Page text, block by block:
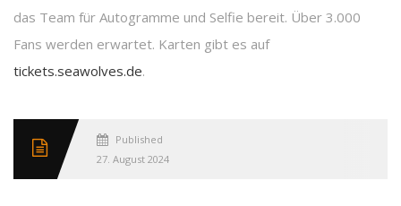
das Team für Autogramme und Selfie bereit. Über 3.000
Fans werden erwartet. Karten gibt es auf
tickets.seawolves.de.
Published
27. August 2024